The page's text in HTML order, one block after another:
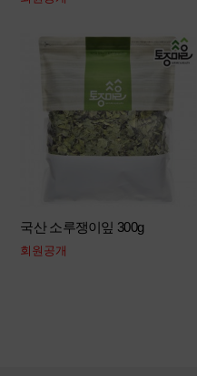
국산 소루쟁이잎 300g
회원공개